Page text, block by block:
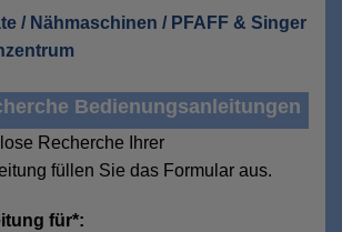
/ Nähmaschinen / PFAFF & Singer
Bedienungsanleitungen
Recherche Ihrer
füllen Sie das Formular aus.
für*: